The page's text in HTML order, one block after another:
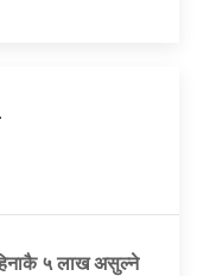
५ लाख असुल्ने